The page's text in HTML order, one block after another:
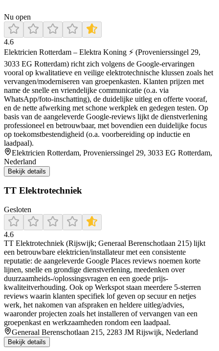
Nu open
4.6
Elektricien Rotterdam – Elektra Koning ⚡ (Provenierssingel 29,
3033 EG Rotterdam) richt zich volgens de Google-ervaringen
vooral op kwalitatieve en veilige elektrotechnische klussen zoals het
vervangen/moderniseren van groepenkasten. Klanten prijzen met
name de snelle en vriendelijke communicatie (o.a. via
WhatsApp/foto-inschatting), de duidelijke uitleg en offerte vooraf,
en de nette afwerking met schone werkplek en gedegen testen. Op
basis van de aangeleverde Google-reviews lijkt de dienstverlening
professioneel en betrouwbaar, met bovendien een duidelijke focus
op toekomstbestendigheid (o.a. voorbereiding op inductie en
laadpaal).
Elektricien Rotterdam, Provenierssingel 29, 3033 EG Rotterdam,
Nederland
Bekijk details
TT Elektrotechniek
Gesloten
4.6
TT Elektrotechniek (Rijswijk; Generaal Berenschotlaan 215) lijkt
een betrouwbare elektricien/installateur met een consistente
reputatie: de aangeleverde Google Places reviews noemen korte
lijnen, snelle en grondige dienstverlening, meedenken over
duurzaamheids-/oplossingsvragen en een goede prijs-
kwaliteitverhouding. Ook op Werkspot staan meerdere 5-sterren
reviews waarin klanten specifiek lof geven op secuur en netjes
werk, het nakomen van afspraken en heldere uitleg/advies,
waaronder projecten zoals het installeren of vervangen van een
groepenkast en werkzaamheden rondom een laadpaal.
Generaal Berenschotlaan 215, 2283 JM Rijswijk, Nederland
Bekijk details